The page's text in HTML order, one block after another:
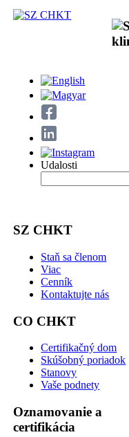
Udalosti
SZ CHKT
Staň sa členom
Viac
Cenník
Kontaktujte nás
CO CHKT
Certifikačný dom
Skúšobný poriadok
Stanovy
Vaše podnety
Oznamovanie a
certifikácia